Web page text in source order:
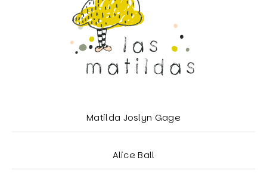
Matilda Joslyn Gage
Alice Ball